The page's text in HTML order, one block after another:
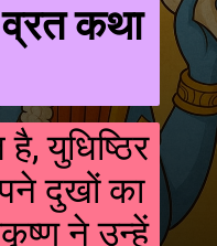
कथा
युधिष्ठिर
दुखों का
ने उन्हें